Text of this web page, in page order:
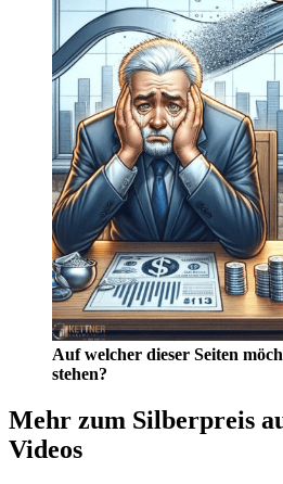
Auf welcher dieser Seiten
stehen?
Mehr zum Silberpreis
Videos